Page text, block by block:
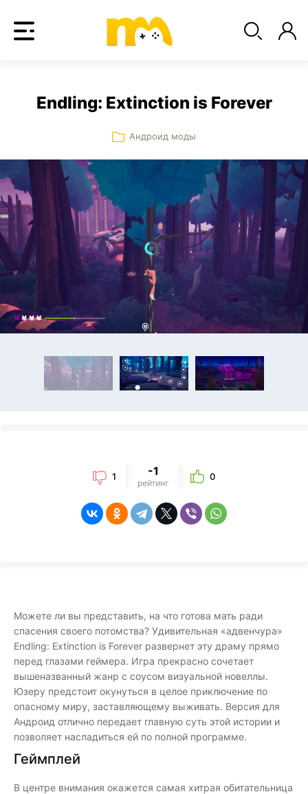
Endling: Extinction is Forever
Андроид моды
1 -1
рейтинг
0
Можете ли вы представить, на что готова мать ради
спасения своего потомства? Удивительная «адвенчура»
Endling: Extinction is Forever развернет эту драму прямо
перед глазами геймера. Игра прекрасно сочетает
вышеназванный жанр с соусом визуальной новеллы.
Юзеру предстоит окунуться в целое приключение по
опасному миру, заставляющему выживать. Версия для
Андроид отлично передает главную суть этой истории и
позволяет насладиться ей по полной программе.
Геймплей
В центре внимания окажется самая хитрая обитательница